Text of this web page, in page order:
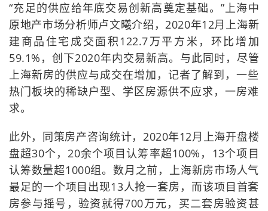
“充足的供应给年底交易创新高奠定基础。”上海中
原地产市场分析师卢文曦介绍，2020年12月上海新
建商品住宅成交面积122.7万平方米，环比增加
59.1%，创下2020年内交易新高。与此同时，尽管
上海新房的供应与成交在增加，记者了解到，一些
热门板块的稀缺户型、学区房源供不应求，一房难
求。
此外，同策房产咨询统计，2020年12月上海开盘楼
盘超30个，20余个项目认筹率超100%，13个项目
认筹数量超1000组。数月之前，上海新房市场人气
最足的一个项目出现13人抢一套房，而该项目首套
房参与摇号，验资就得700万元，买二套房验资甚